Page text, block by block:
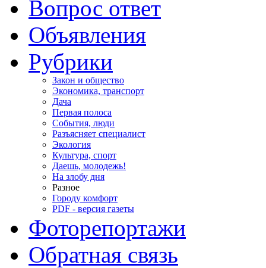
Вопрос ответ
Объявления
Рубрики
Закон и общество
Экономика, транспорт
Дача
Первая полоса
События, люди
Разъясняет специалист
Экология
Культура, спорт
Даешь, молодежь!
На злобу дня
Разное
Городу комфорт
PDF - версия газеты
Фоторепортажи
Обратная связь